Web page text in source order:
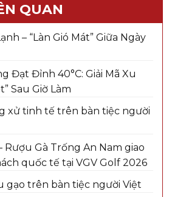
QUAN
– “Làn Gió Mát” Giữa Ngày
Đạt Đỉnh 40°C: Giải Mã Xu
Sau Giờ Làm
xử tinh tế trên bàn tiệc người
Rượu Gà Trống An Nam giao
quốc tế tại VGV Golf 2026
gạo trên bàn tiệc người Việt